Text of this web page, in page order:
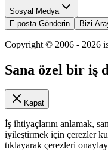
Sosyal Medya
E-posta Gönderin
Bizi
Copyright © 2006 - 2026
Sana özel bir iş
Kapat
İş ihtiyaçlarını anlamak,
iyileştirmek için çerezler
tıklayarak çerezleri